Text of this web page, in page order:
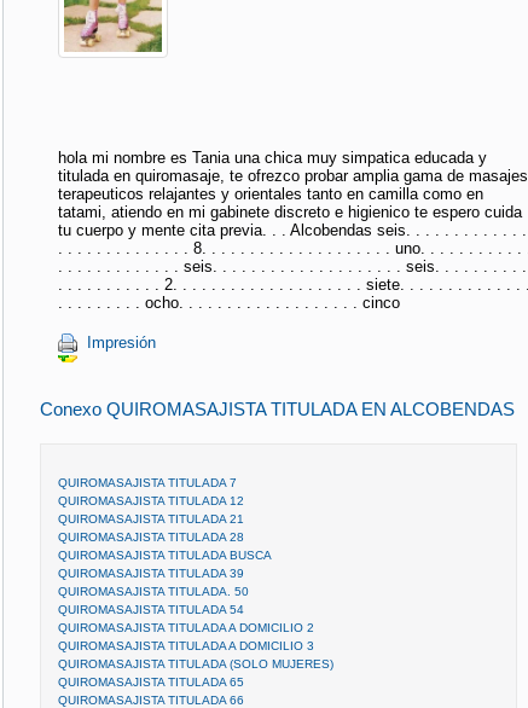
hola mi nombre es Tania una chica muy simpatica educada y
titulada en quiromasaje, te ofrezco probar amplia gama de masajes
terapeuticos relajantes y orientales tanto en camilla como en
tatami, atiendo en mi gabinete discreto e higienico te espero cuida
tu cuerpo y mente cita previa. . . Alcobendas seis. . . . . . . . . . . . .
. . . . . . . . . . . . . . 8. . . . . . . . . . . . . . . . . . . . uno. . . . . . . . . . . .
. . . . . . . . . . . . . seis. . . . . . . . . . . . . . . . . . . . seis. . . . . . . . . .
. . . . . . . . . . . 2. . . . . . . . . . . . . . . . . . . . siete. . . . . . . . . . . . . .
. . . . . . . . . ocho. . . . . . . . . . . . . . . . . . . cinco
Impresión
Conexo QUIROMASAJISTA TITULADA EN ALCOBENDAS
QUIROMASAJISTA TITULADA 7
QUIROMASAJISTA TITULADA 12
QUIROMASAJISTA TITULADA 21
QUIROMASAJISTA TITULADA 28
QUIROMASAJISTA TITULADA BUSCA
QUIROMASAJISTA TITULADA 39
QUIROMASAJISTA TITULADA. 50
QUIROMASAJISTA TITULADA 54
QUIROMASAJISTA TITULADA A DOMICILIO 2
QUIROMASAJISTA TITULADA A DOMICILIO 3
QUIROMASAJISTA TITULADA (SOLO MUJERES)
QUIROMASAJISTA TITULADA 65
QUIROMASAJISTA TITULADA 66